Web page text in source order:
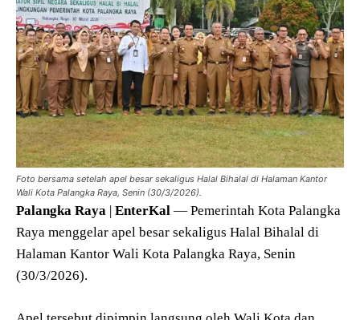
Foto bersama setelah apel besar sekaligus Halal Bihalal di Halaman Kantor
Wali Kota Palangka Raya, Senin (30/3/2026).
Palangka Raya EnterKal — Pemerintah Kota Palangka
Raya menggelar apel besar sekaligus Halal Bihalal di
Halaman Kantor Wali Kota Palangka Raya, Senin
(30/3/2026).